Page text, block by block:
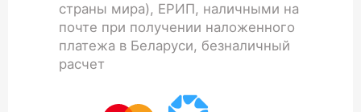
страны мира), ЕРИП, наличными на
почте при получении наложенного
платежа в Беларуси, безналичный
расчет